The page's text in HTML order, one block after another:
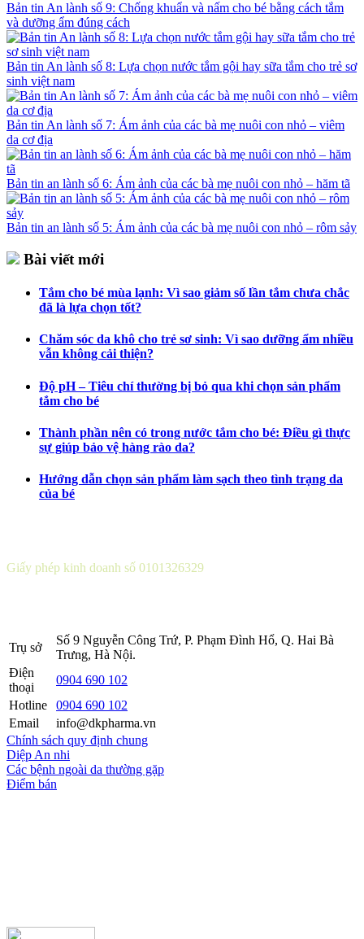
Bản tin An lành số 9: Chống khuẩn và nấm cho bé bằng cách tắm
và dưỡng ẩm đúng cách
Bản tin An lành số 8: Lựa chọn nước tắm gội hay sữa tắm cho trẻ sơ
sinh việt nam
Bản tin An lành số 7: Ám ảnh của các bà mẹ nuôi con nhỏ – viêm
da cơ địa
Bản tin an lành số 6: Ám ảnh của các bà mẹ nuôi con nhỏ – hăm tã
Bản tin an lành số 5: Ám ảnh của các bà mẹ nuôi con nhỏ – rôm sảy
Bài viết mới
Tắm cho bé mùa lạnh: Vì sao giảm số lần tắm chưa chắc
đã là lựa chọn tốt?
Chăm sóc da khô cho trẻ sơ sinh: Vì sao dưỡng ẩm nhiều
vẫn không cải thiện?
Độ pH – Tiêu chí thường bị bỏ qua khi chọn sản phẩm
tắm cho bé
Thành phần nên có trong nước tắm cho bé: Điều gì thực
sự giúp bảo vệ hàng rào da?
Hướng dẫn chọn sản phẩm làm sạch theo tình trạng da
của bé
Giấy phép kinh doanh số 0101326329
Trụ sở
Số 9 Nguyễn Công Trứ, P. Phạm Đình Hổ, Q. Hai Bà
Trưng, Hà Nội.
Điện
thoại
0904 690 102
Hotline
0904 690 102
Email
info@dkpharma.vn
Chính sách quy định chung
Diệp An nhi
Các bệnh ngoài da thường gặp
Điểm bán